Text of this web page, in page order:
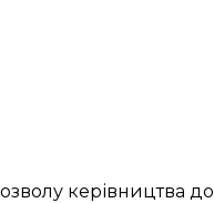
керівництва до